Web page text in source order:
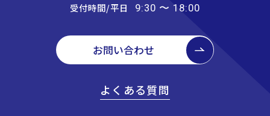
受付時間/平日 9:30 〜 18:00
お問い合わせ
よくある質問